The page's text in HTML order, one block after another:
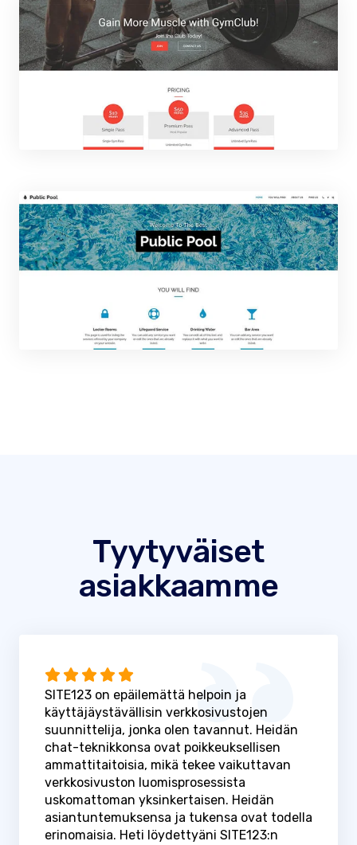
Tyytyväiset
asiakkaamme
SITE123 on epäilemättä helpoin ja
käyttäjäystävällisin verkkosivustojen
suunnittelija, jonka olen tavannut. Heidän
chat-teknikkonsa ovat poikkeuksellisen
ammattitaitoisia, mikä tekee vaikuttavan
verkkosivuston luomisprosessista
uskomattoman yksinkertaisen. Heidän
asiantuntemuksensa ja tukensa ovat todella
erinomaisia. Heti löydettyäni SITE123:n